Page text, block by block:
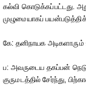
கல்வி கொடுக்கப்பட்டது.
முழுமையாகப்
கே: தனிநாயக
ப: அவருடைய தகப்பன்
குருமடத்தில் சேர்ந்து,